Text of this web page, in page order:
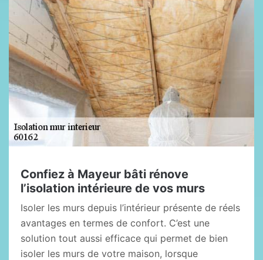
Confiez à Mayeur bâti rénove
l’isolation intérieure de vos murs
Isoler les murs depuis l’intérieur présente de réels
avantages en termes de confort. C’est une
solution tout aussi efficace qui permet de bien
isoler les murs de votre maison, lorsque